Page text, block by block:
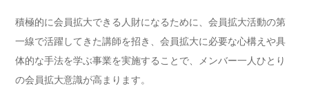
積極的に会員拡大できる人財になるために、会員拡大活動の第
一線で活躍してきた講師を招き、会員拡大に必要な心構えや具
体的な手法を学ぶ事業を実施することで、メンバー一人ひとり
の会員拡大意識が高まります。